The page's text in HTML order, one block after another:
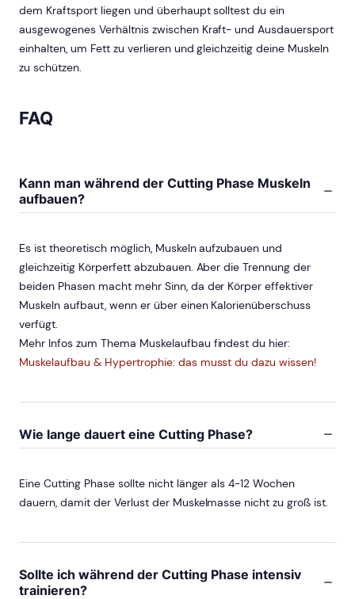
dem Kraftsport liegen und überhaupt solltest du ein
ausgewogenes Verhältnis zwischen Kraft- und Ausdauersport
einhalten, um Fett zu verlieren und gleichzeitig deine Muskeln
zu schützen.
FAQ
Kann man während der Cutting Phase Muskeln
aufbauen?
Es ist theoretisch möglich, Muskeln aufzubauen und
gleichzeitig Körperfett abzubauen. Aber die Trennung der
beiden Phasen macht mehr Sinn, da der Körper effektiver
Muskeln aufbaut, wenn er über einen Kalorienüberschuss
verfügt.
Mehr Infos zum Thema Muskelaufbau findest du hier:
Muskelaufbau & Hypertrophie: das musst du dazu wissen!
Wie lange dauert eine Cutting Phase?
Eine Cutting Phase sollte nicht länger als 4-12 Wochen
dauern, damit der Verlust der Muskelmasse nicht zu groß ist.
Sollte ich während der Cutting Phase intensiv
trainieren?